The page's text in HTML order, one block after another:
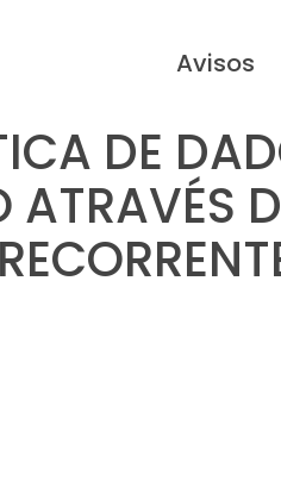
Avisos
DE